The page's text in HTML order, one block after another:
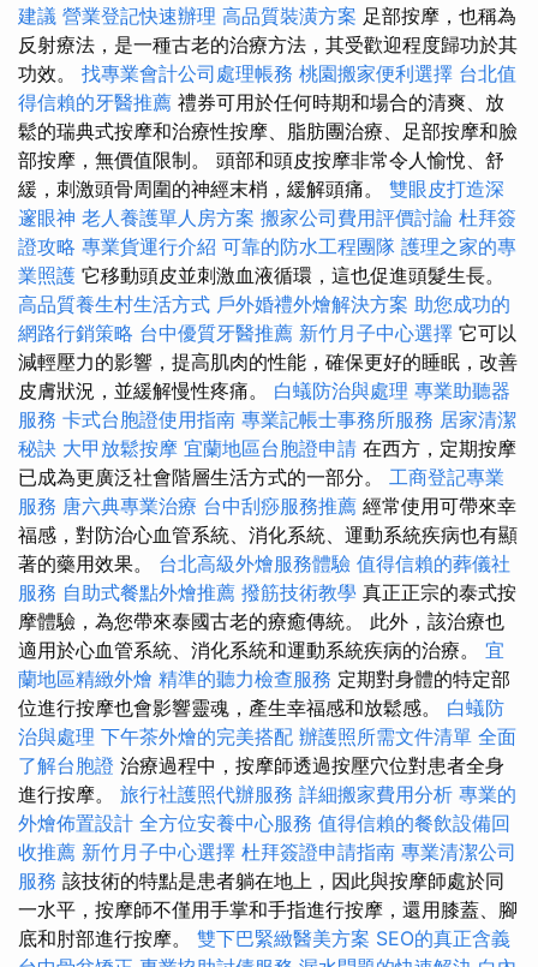
建議 營業登記快速辦理 高品質裝潢方案 足部按摩，也稱為
反射療法，是一種古老的治療方法，其受歡迎程度歸功於其
功效。 找專業會計公司處理帳務 桃園搬家便利選擇 台北值
得信賴的牙醫推薦 禮券可用於任何時期和場合的清爽、放
鬆的瑞典式按摩和治療性按摩、脂肪團治療、足部按摩和臉
部按摩，無價值限制。 頭部和頭皮按摩非常令人愉悅、舒
緩，刺激頭骨周圍的神經末梢，緩解頭痛。 雙眼皮打造深
邃眼神 老人養護單人房方案 搬家公司費用評價討論 杜拜簽
證攻略 專業貨運行介紹 可靠的防水工程團隊 護理之家的專
業照護 它移動頭皮並刺激血液循環，這也促進頭髮生長。
高品質養生村生活方式 戶外婚禮外燴解決方案 助您成功的
網路行銷策略 台中優質牙醫推薦 新竹月子中心選擇 它可以
減輕壓力的影響，提高肌肉的性能，確保更好的睡眠，改善
皮膚狀況，並緩解慢性疼痛。 白蟻防治與處理 專業助聽器
服務 卡式台胞證使用指南 專業記帳士事務所服務 居家清潔
秘訣 大甲放鬆按摩 宜蘭地區台胞證申請 在西方，定期按摩
已成為更廣泛社會階層生活方式的一部分。 工商登記專業
服務 唐六典專業治療 台中刮痧服務推薦 經常使用可帶來幸
福感，對防治心血管系統、消化系統、運動系統疾病也有顯
著的藥用效果。 台北高級外燴服務體驗 值得信賴的葬儀社
服務 自助式餐點外燴推薦 撥筋技術教學 真正正宗的泰式按
摩體驗，為您帶來泰國古老的療癒傳統。 此外，該治療也
適用於心血管系統、消化系統和運動系統疾病的治療。 宜
蘭地區精緻外燴 精準的聽力檢查服務 定期對身體的特定部
位進行按摩也會影響靈魂，產生幸福感和放鬆感。 白蟻防
治與處理 下午茶外燴的完美搭配 辦護照所需文件清單 全面
了解台胞證 治療過程中，按摩師透過按壓穴位對患者全身
進行按摩。 旅行社護照代辦服務 詳細搬家費用分析 專業的
外燴佈置設計 全方位安養中心服務 值得信賴的餐飲設備回
收推薦 新竹月子中心選擇 杜拜簽證申請指南 專業清潔公司
服務 該技術的特點是患者躺在地上，因此與按摩師處於同
一水平，按摩師不僅用手掌和手指進行按摩，還用膝蓋、腳
底和肘部進行按摩。 雙下巴緊緻醫美方案 SEO的真正含義